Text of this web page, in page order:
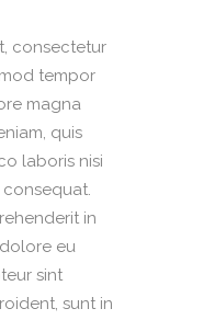
consectetur
tempor
magna
quis
laboris nisi
in
eu
sint
sunt in